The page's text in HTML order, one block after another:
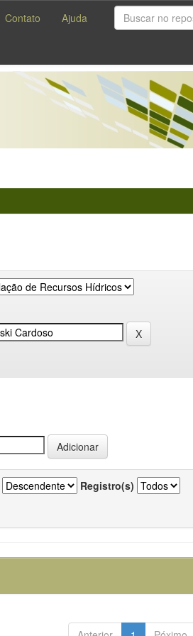
Contato Ajuda
Registro(s)